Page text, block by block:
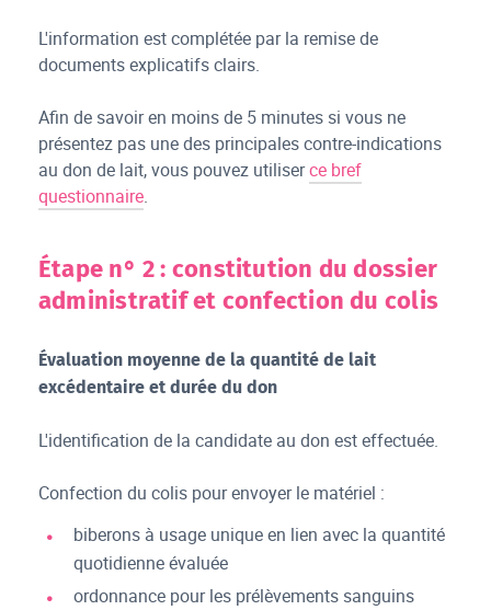
L'information est complétée par la remise de
documents explicatifs clairs.
Afin de savoir en moins de 5 minutes si vous ne
présentez pas une des principales contre-indications
au don de lait, vous pouvez utiliserce bref
questionnaire.
Étape n° 2 : constitution du dossier
administratif et confection du colis
Évaluation moyenne de la quantité de lait
excédentaire et durée du don
L'identification de la candidate au don est effectuée.
Confection du colis pour envoyer le matériel :
biberons à usage unique en lien avec la quantité
quotidienne évaluée
ordonnance pour les prélèvements sanguins